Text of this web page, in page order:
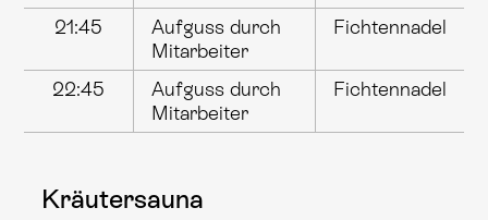
21:45
Aufguss durch
Mitarbeiter
Fichtennadel
22:45
Aufguss durch
Mitarbeiter
Fichtennadel
Kräutersauna